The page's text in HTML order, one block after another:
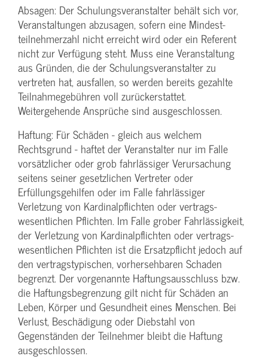
Absagen: Der Schulungs­veranstalter behält sich vor,
Veranstaltungen abzusagen, sofern eine Mindest­
teilnehmerzahl nicht erreicht wird oder ein Referent
nicht zur Verfügung steht. Muss eine Veranstaltung
aus Gründen, die der Schulungs­veranstalter zu
vertreten hat, ausfallen, so werden bereits gezahlte
Teilnahme­gebühren voll zurückerstattet.
Weitergehende Ansprüche sind ausgeschlossen.
Haftung: Für Schäden - gleich aus welchem
Rechtsgrund - haftet der Veranstalter nur im Falle
vorsätzlicher oder grob fahrlässiger Verursachung
seitens seiner gesetzlichen Vertreter oder
Erfüllungsgehilfen oder im Falle fahrlässiger
Verletzung von Kardinalpflichten oder vertrags­
wesentlichen Pflichten. Im Falle grober Fahrlässigkeit,
der Verletzung von Kardinalpflichten oder vertrags­
wesentlichen Pflichten ist die Ersatzpflicht jedoch auf
den vertragstypischen, vorhersehbaren Schaden
begrenzt. Der vorgenannte Haftungs­ausschluss bzw.
die Haftungs­begrenzung gilt nicht für Schäden an
Leben, Körper und Gesundheit eines Menschen. Bei
Verlust, Beschädigung oder Diebstahl von
Gegenständen der Teilnehmer bleibt die Haftung
ausgeschlossen.